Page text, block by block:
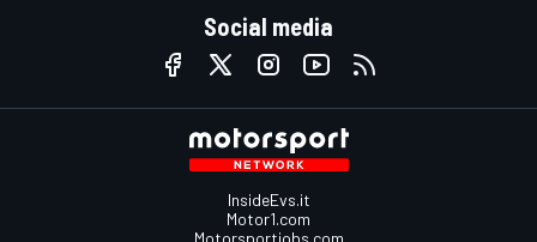
Social media
InsideEvs.it
Motor1.com
Motorsportjobs.com